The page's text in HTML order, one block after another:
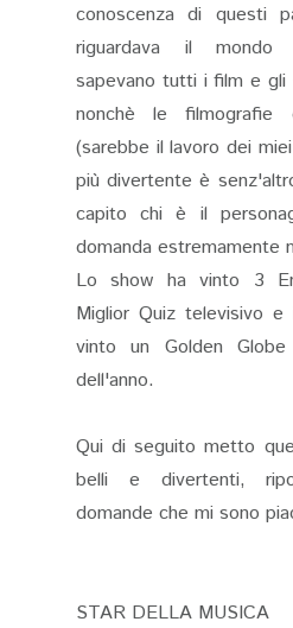
conoscenza di questi
riguardava il mondo
sapevano tutti i film e gli
nonchè le
(sarebbe il lavoro dei
più divertente è
capito chi è il
domanda estremamente
Lo show ha vinto 3
Miglior Quiz televisivo
vinto un Golden
dell'anno.
Qui di seguito metto
belli e divertenti,
domande che mi sono
STAR DELLA MUSICA